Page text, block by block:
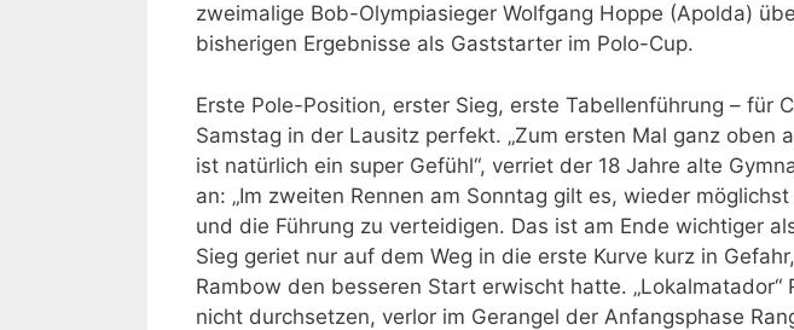
zweimalige Bob-Olympiasieger Wolfgang Hoppe (Apolda)
bisherigen Ergebnisse als Gaststarter im Polo-Cup.
Erste Pole-Position, erster Sieg, erste Tabellenführung – für
Samstag in der Lausitz perfekt. „Zum ersten Mal ganz oben
ist natürlich ein super Gefühl“, verriet der 18 Jahre alte
an: „Im zweiten Rennen am Sonntag gilt es, wieder
und die Führung zu verteidigen. Das ist am Ende wichtiger
Sieg geriet nur auf dem Weg in die erste Kurve kurz in
Rambow den besseren Start erwischt hatte. „Lokalmatador“
nicht durchsetzen, verlor im Gerangel der Anfangsphase